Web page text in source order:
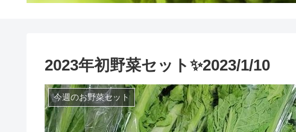
2023年初野菜セット✨2023/1/10
今週のお野菜セット